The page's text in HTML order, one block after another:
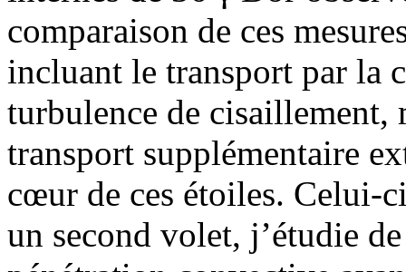
comparaison de ces
incluant le transport par la
turbulence de cisaillement,
transport supplémentaire
cœur de ces étoiles. Celui-
un second volet, j’étudie